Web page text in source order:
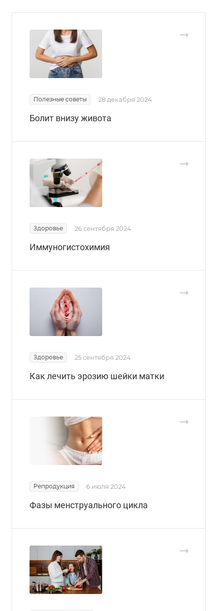
Полезные советы 28 декабря 2024
Болит внизу живота
Здоровье 26 сентября 2024
Иммуногистохимия
Здоровье 25 сентября 2024
Как лечить эрозию шейки матки
Репродукция 6 июля 2024
Фазы менструального цикла